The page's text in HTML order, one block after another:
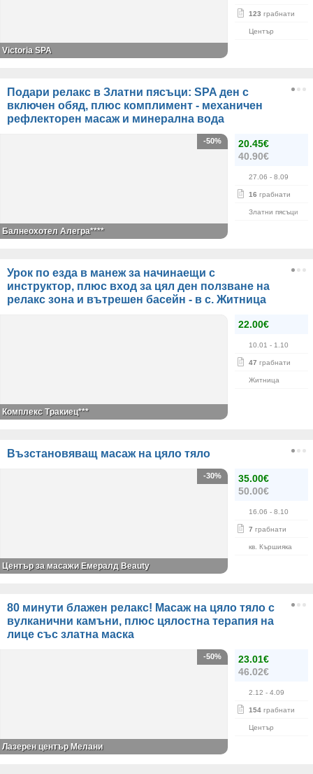
123 грабнати
Център
Victoria SPA
Подари релакс в Златни пясъци: SPA ден с
включен обяд, плюс комплимент - механичен
рефлекторен масаж и минерална вода
20.45€
40.90€
27.06 - 8.09
16 грабнати
Златни пясъци
-50%
Балнеохотел Алегра****
Урок по езда в манеж за начинаещи с
инструктор, плюс вход за цял ден ползване на
релакс зона и вътрешен басейн - в с. Житница
22.00€
10.01 - 1.10
47 грабнати
Житница
Комплекс Тракиец***
Възстановяващ масаж на цяло тяло
35.00€
50.00€
16.06 - 8.10
7 грабнати
кв. Кършияка
-30%
Център за масажи Емералд Beauty
80 минути блажен релакс! Масаж на цяло тяло с
вулканични камъни, плюс цялостна терапия на
лице със златна маска
23.01€
46.02€
2.12 - 4.09
154 грабнати
Център
-50%
Лазерен център Мелани